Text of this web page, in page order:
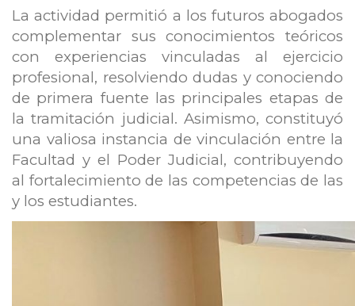
La actividad permitió a los futuros abogados
complementar sus conocimientos teóricos
con experiencias vinculadas al ejercicio
profesional, resolviendo dudas y conociendo
de primera fuente las principales etapas de
la tramitación judicial. Asimismo, constituyó
una valiosa instancia de vinculación entre la
Facultad y el Poder Judicial, contribuyendo
al fortalecimiento de las competencias de las
y los estudiantes.